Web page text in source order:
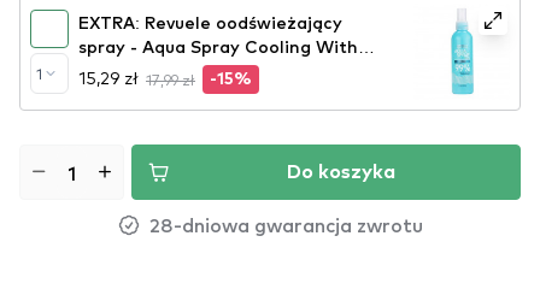
1
EXTRA: Revuele oodświeżający
spray - Aqua Spray Cooling With
Cryo Effect
15,29 zł 17,99 zł -15%
Do koszyka
28-dniowa gwarancja zwrotu